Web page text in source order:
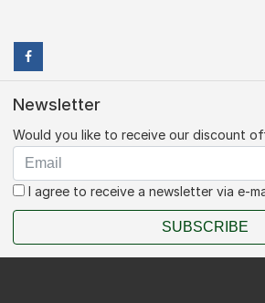
Newsletter
Would you like to receive our discount
I agree to receive a newsletter via e-
SUBSCRIBE